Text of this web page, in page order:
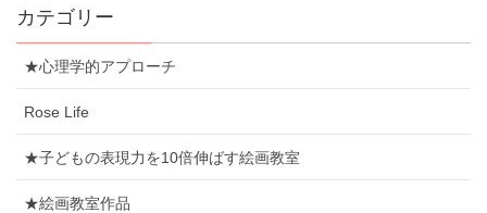
カテゴリー
★心理学的アプローチ
Rose Life
★子どもの表現力を10倍伸ばす絵画教室
★絵画教室作品